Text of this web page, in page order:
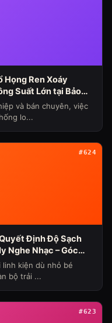
Họng Ren Xoáy
Suất Lớn tại Bảo
339)
và bán chuyên, việc
lo...
#624
Định Độ Sạch
Nghe Nhạc – Góc
kiện dù nhỏ bé
bộ trải ...
#623